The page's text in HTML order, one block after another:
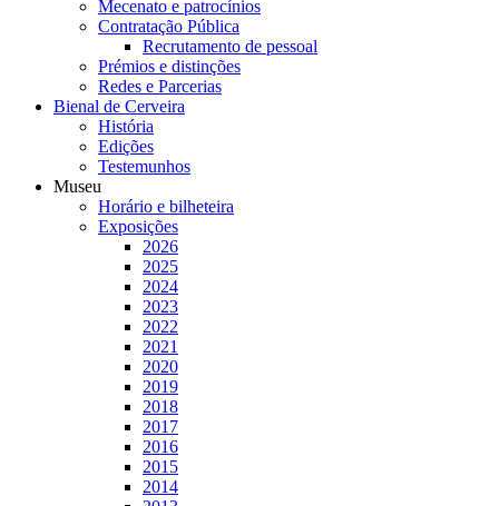
Mecenato e patrocínios
Contratação Pública
Recrutamento de pessoal
Prémios e distinções
Redes e Parcerias
Bienal de Cerveira
História
Edições
Testemunhos
Museu
Horário e bilheteira
Exposições
2026
2025
2024
2023
2022
2021
2020
2019
2018
2017
2016
2015
2014